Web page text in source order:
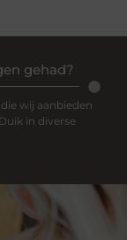
gehad?
wij aanbieden
in diverse